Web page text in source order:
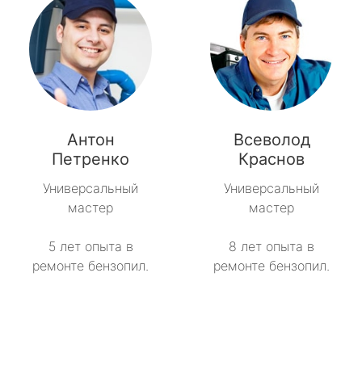
Антон
Петренко
Универсальный
мастер
5 лет опыта в
ремонте бензопил.
Всеволод
Краснов
Универсальный
мастер
8 лет опыта в
ремонте бензопил.